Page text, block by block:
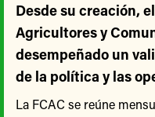
Desde su creación,
Agricultores y
desempeñado un
de la política y las
La FCAC se reúne